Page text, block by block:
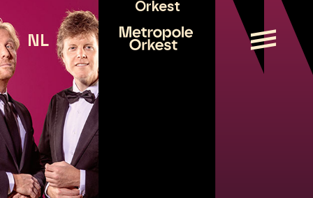
NL
Orkest